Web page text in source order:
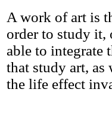
A work of art is
order to study it,
able to integrate
that study art,
the life effect